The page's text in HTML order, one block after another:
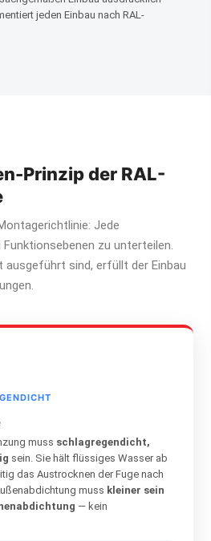
jeden Einbau nach RAL-
Prinzip der RAL-
Jede
zu unterteilen.
ausgeführt sind, erfüllt der Einbau
muss schlagregendicht,
sein. Sie hält flüssiges Wasser ab
das Austrocknen der Fuge nach
muss kleiner sein
— kein